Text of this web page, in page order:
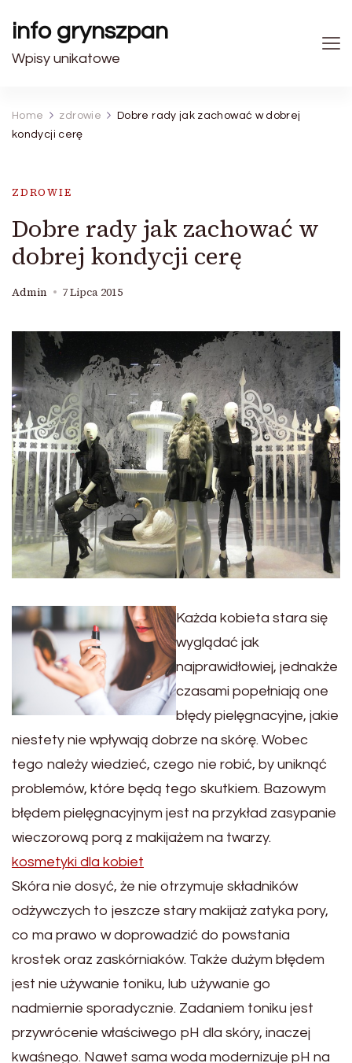
info grynszpan
Wpisy unikatowe
Home zdrowie
Dobre rady jak zachować w dobrej
kondycji cerę
ZDROWIE
Dobre rady jak zachować w
dobrej kondycji cerę
Admin 7 Lipca 2015
Każda kobieta stara się
wyglądać jak
najprawidłowiej, jednakże
czasami popełniają one
błędy pielęgnacyjne, jakie
niestety nie wpływają dobrze na skórę. Wobec
tego należy wiedzieć, czego nie robić, by uniknąć
problemów, które będą tego skutkiem. Bazowym
błędem pielęgnacyjnym jest na przykład zasypanie
wieczorową porą z makijażem na twarzy.
kosmetyki dla kobiet
Skóra nie dosyć, że nie otrzymuje składników
odżywczych to jeszcze stary makijaż zatyka pory,
co ma prawo w doprowadzić do powstania
krostek oraz zaskórniaków. Także dużym błędem
jest nie używanie toniku, lub używanie go
nadmiernie sporadycznie. Zadaniem toniku jest
przywrócenie właściwego pH dla skóry, inaczej
kwaśnego. Nawet sama woda modernizuje pH na